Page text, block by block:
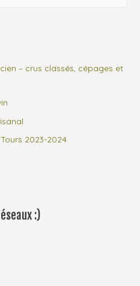
– crus classés, cépages et
2023-2024
:)